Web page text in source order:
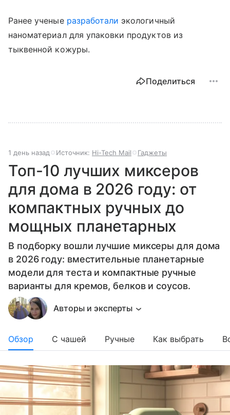
Ранее ученые разработали экологичный
наноматериал для упаковки продуктов из
тыквенной кожуры.
Поделиться
1 день назад Источник: Hi-Tech Mail Гаджеты
Топ-10 лучших миксеров
для дома в 2026 году: от
компактных ручных до
мощных планетарных
В подборку вошли лучшие миксеры для дома
в 2026 году: вместительные планетарные
модели для теста и компактные ручные
варианты для кремов, белков и соусов.
Авторы и эксперты
Обзор С чашей Ручные Как выбрать